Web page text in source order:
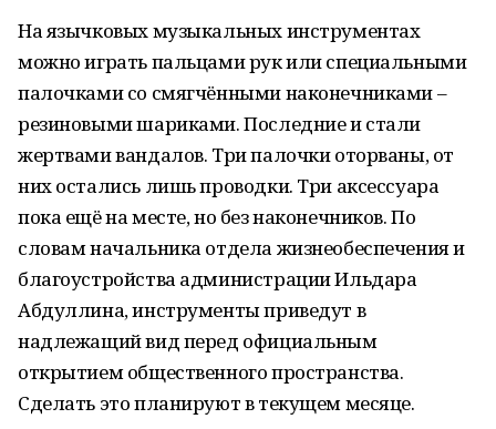
На язычковых музыкальных инструментах
можно играть пальцами рук или специальными
палочками со смягчёнными наконечниками –
резиновыми шариками. Последние и стали
жертвами вандалов. Три палочки оторваны, от
них остались лишь проводки. Три аксессуара
пока ещё на месте, но без наконечников. По
словам начальника отдела жизнеобеспечения и
благоустройства администрации Ильдара
Абдуллина, инструменты приведут в
надлежащий вид перед официальным
открытием общественного пространства.
Сделать это планируют в текущем месяце.